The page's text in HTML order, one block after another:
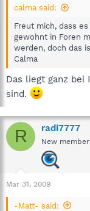
calma said:
Freut mich, dass
gewohnt in Foren
werden, doch das
Calma
Das liegt ganz bei
sind.
R radi7777
New member
Mar 31, 2009
-Matt- said: